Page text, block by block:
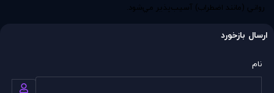
رواني (مانند اضطراب) آسيب‌پذير مي‌شود.
ارسال بازخورد
نام